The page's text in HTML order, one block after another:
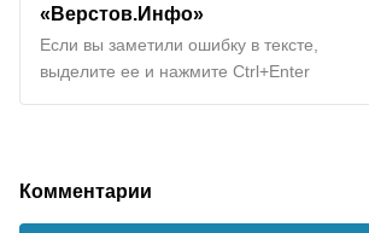
«Верстов.Инфо»
Если вы заметили ошибку в тексте,
выделите ее и нажмите Ctrl+Enter
Комментарии